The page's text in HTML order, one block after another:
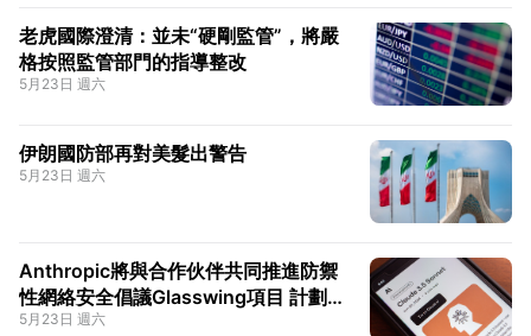
老虎國際澄清：並未“硬剛監管”，將嚴
格按照監管部門的指導整改
5月23日 週六
伊朗國防部再對美髮出警告
5月23日 週六
Anthropic將與合作伙伴共同推進防禦
性網絡安全倡議Glasswing項目 計劃於
下週展開
5月23日 週六